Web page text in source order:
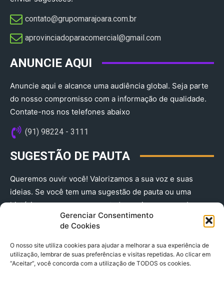
Gerenciar Consentimento
de Cookies
O nosso site utiliza cookies para ajudar a melhorar a sua experiência de
utilização, lembrar de suas preferências e visitas repetidas. Ao clicar em
“Aceitar”, você concorda com a utilização de TODOS os cookies.
contato@grupomarajoara.com.br
aprovinciadoparacomercial@gmail.com​
ANUNCIE AQUI
Anuncie aqui e alcance uma audiência global. Seja parte
do nosso compromisso com a informação de qualidade.
Contate-nos nos telefones abaixo
(91) 98224 - 3111
SUGESTÃO DE PAUTA
Queremos ouvir você! Valorizamos a sua voz e suas
ideias. Se você tem uma sugestão de pauta ou uma
história que merece ser contada, envie-nos agora!
(91) 98224 - 3111